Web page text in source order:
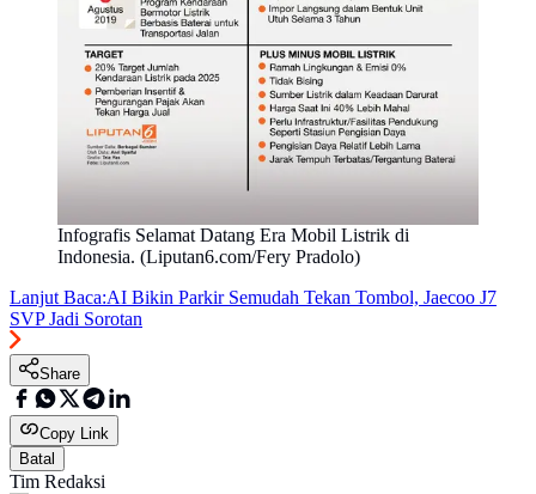
Infografis Selamat Datang Era Mobil Listrik di
Indonesia. (Liputan6.com/Fery Pradolo)
Lanjut Baca:AI Bikin Parkir Semudah Tekan Tombol, Jaecoo J7
SVP Jadi Sorotan
Share
Copy Link
Batal
Tim Redaksi